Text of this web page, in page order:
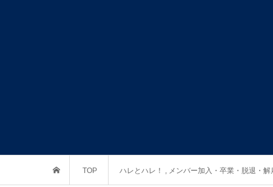
TOP ハレとハレ！ , メンバー加入・卒業・脱退・解